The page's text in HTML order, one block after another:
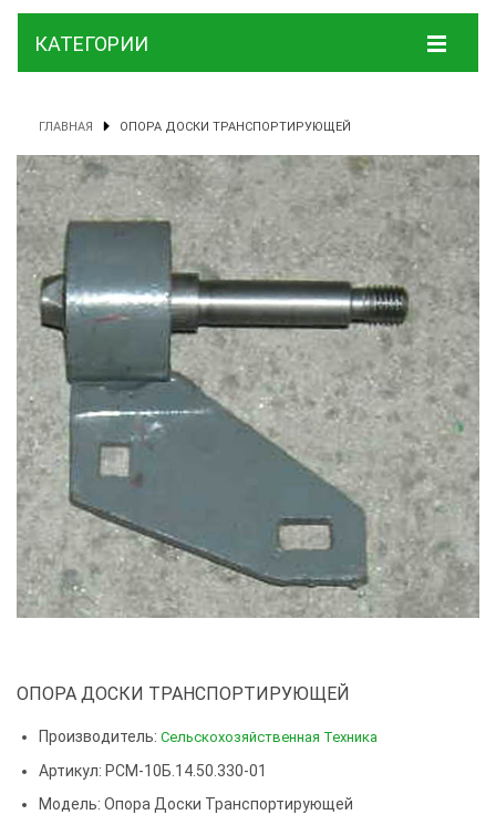
КАТЕГОРИИ
ГЛАВНАЯ ОПОРА ДОСКИ ТРАНСПОРТИРУЮЩЕЙ
ОПОРА ДОСКИ ТРАНСПОРТИРУЮЩЕЙ
Производитель: Сельскохозяйственная Техника
Артикул: РСМ-10Б.14.50.330-01
Модель: Опора Доски Транспортирующей